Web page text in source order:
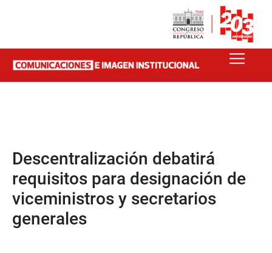
Descentralización debatirá
requisitos para designación de
viceministros y secretarios
generales